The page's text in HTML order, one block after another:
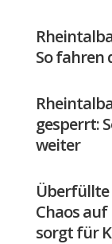
So fahren
gesperrt:
weiter
Überfüllte
Chaos
sorgt für